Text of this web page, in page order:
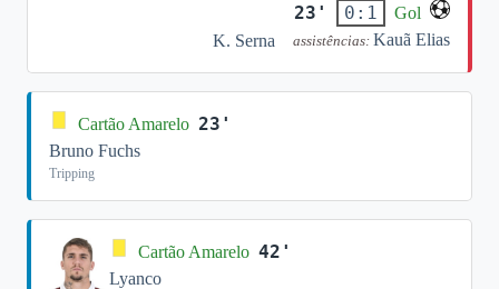
23' 0:1
Gol
K. Serna
assistências: Kauã Elias
Cartão Amarelo 23'
Bruno Fuchs
Tripping
Cartão Amarelo 42'
Lyanco